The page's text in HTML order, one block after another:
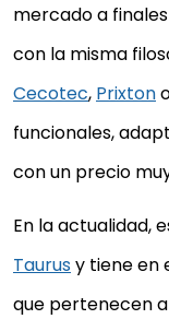
mercado a
con la misma
Cecotec, Prixton
funcionales,
con un precio
En la actualidad,
Taurusy tiene en
que pertenecen